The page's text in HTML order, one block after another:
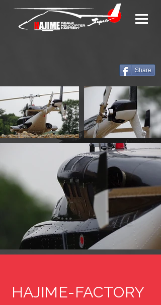
Share
HAJIME-FACTORY